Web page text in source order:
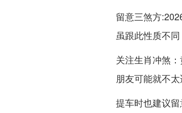
留意三煞方
虽跟此性质不
关注生肖冲煞
朋友可能就不
提车时也建议